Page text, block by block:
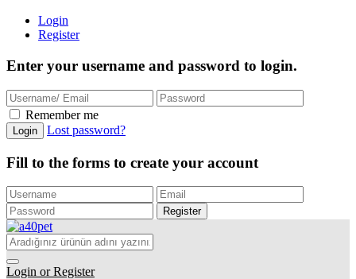
Login
Register
Enter your username and password to login.
Remember me
Login Lost password?
Fill to the forms to create your account
Register
Login or Register